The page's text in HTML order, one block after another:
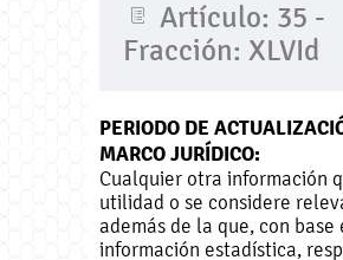
Artículo: 35 -
Fracción: XLVId
PERIODO DE
MARCO JURÍDICO:
Cualquier otra información
utilidad o se considere
además de la que, con base
información estadística,